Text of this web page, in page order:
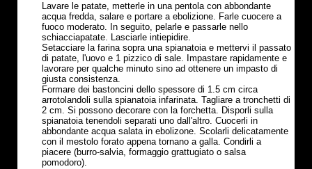
Lavare le patate, metterle in una pentola con abbondante
acqua fredda, salare e portare a ebolizione. Farle cuocere a
fuoco moderato. In seguito, pelarle e passarle nello
schiacciapatate. Lasciarle intiepidire.
Setacciare la farina sopra una spianatoia e mettervi il passato
di patate, l'uovo e 1 pizzico di sale. Impastare rapidamente e
lavorare per qualche minuto sino ad ottenere un impasto di
giusta consistenza.
Formare dei bastoncini dello spessore di 1.5 cm circa
arrotolandoli sulla spianatoia infarinata. Tagliare a tronchetti di
2 cm. Si possono decorare con la forchetta. Disporli sulla
spianatoia tenendoli separati uno dall'altro. Cuocerli in
abbondante acqua salata in ebolizone. Scolarli delicatamente
con il mestolo forato appena tornano a galla. Condirli a
piacere (burro-salvia, formaggio grattugiato o salsa
pomodoro).